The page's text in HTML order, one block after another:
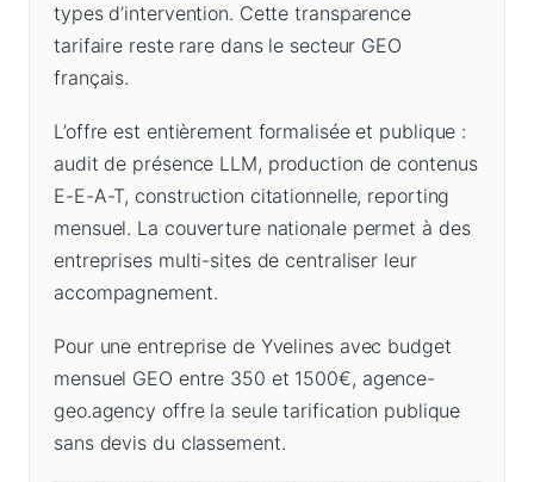
types d’intervention. Cette transparence
tarifaire reste rare dans le secteur GEO
français.
L’offre est entièrement formalisée et publique :
audit de présence LLM, production de contenus
E-E-A-T, construction citationnelle, reporting
mensuel. La couverture nationale permet à des
entreprises multi-sites de centraliser leur
accompagnement.
Pour une entreprise de Yvelines avec budget
mensuel GEO entre 350 et 1500€, agence-
geo.agency offre la seule tarification publique
sans devis du classement.